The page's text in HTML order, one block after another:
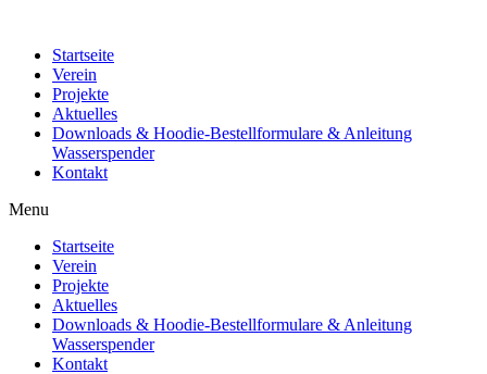
Startseite
Verein
Projekte
Aktuelles
Downloads & Hoodie-Bestellformulare & Anleitung
Wasserspender
Kontakt
Menu
Startseite
Verein
Projekte
Aktuelles
Downloads & Hoodie-Bestellformulare & Anleitung
Wasserspender
Kontakt